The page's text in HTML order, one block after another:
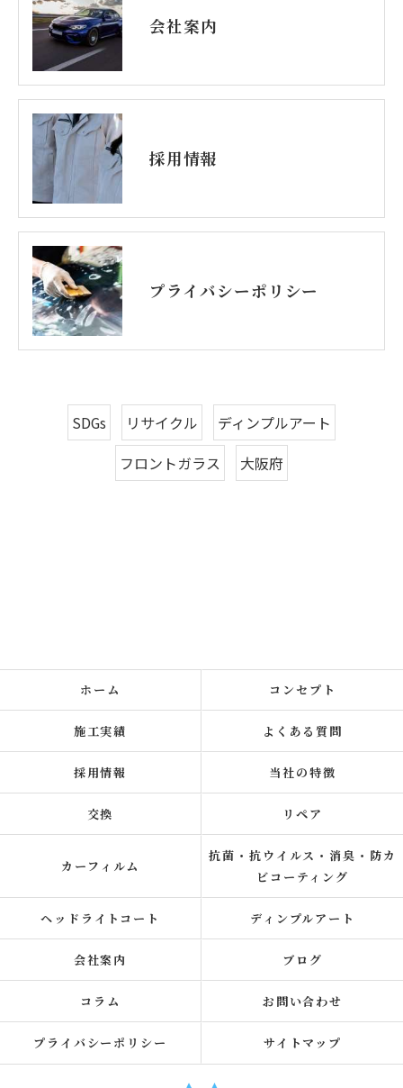
会社案内
採用情報
プライバシーポリシー
SDGs リサイクル
ディンプルアート
フロントガラス
大阪府
ホーム コンセプト
施工実績 よくある質問
採用情報 当社の特徴
交換 リペア
カーフィルム
抗菌・抗ウイルス・消臭・防カ
ビコーティング
ヘッドライトコート ディンプルアート
会社案内 ブログ
コラム お問い合わせ
プライバシーポリシー サイトマップ